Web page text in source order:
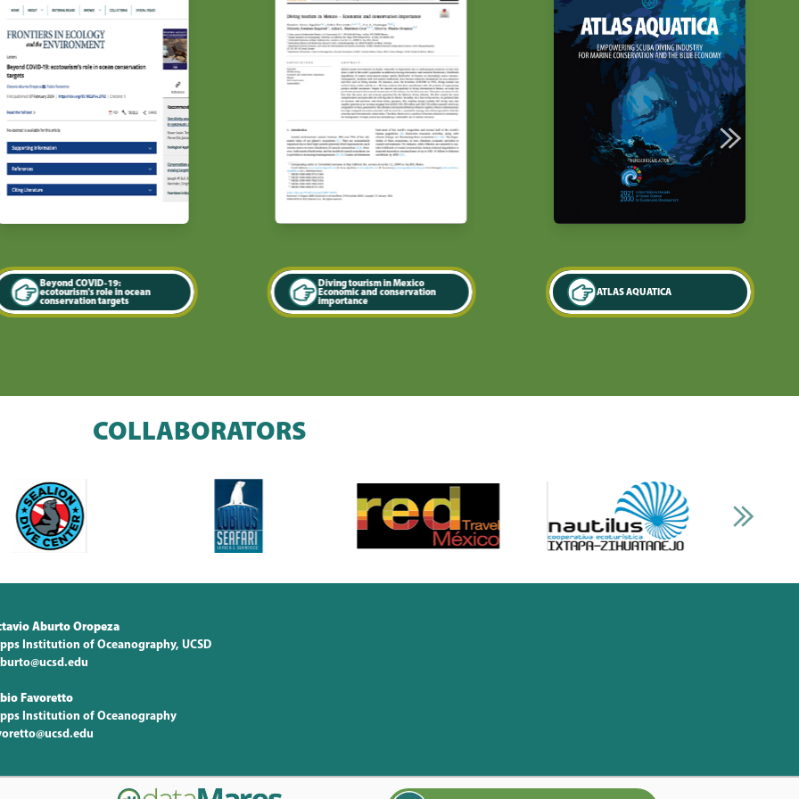
Beyond COVID-19:
ecotourism's role in ocean
conservation targets
Diving tourism in Mexico
Economic and conservation
importance
ATLAS AQUATICA
COLLABORATORS
Aburto Oropeza
Institution of Oceanography, UCSD
Favoretto
Institution of Oceanography